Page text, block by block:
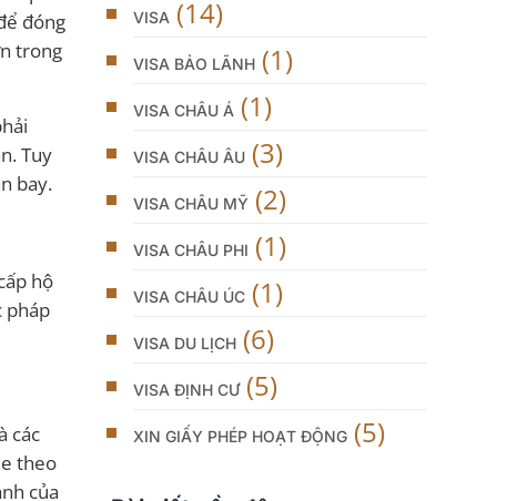
đóng
trong
Tuy
bay.
hộ
pháp
các
theo
của
VISA (14)
VISA BẢO LÃNH (1)
VISA CHÂU Á (1)
VISA CHÂU ÂU (3)
VISA CHÂU MỸ (2)
VISA CHÂU PHI (1)
VISA CHÂU ÚC (1)
VISA DU LỊCH (6)
VISA ĐỊNH CƯ(5)
XIN GIẤY PHÉP HOẠT ĐỘNG (5)